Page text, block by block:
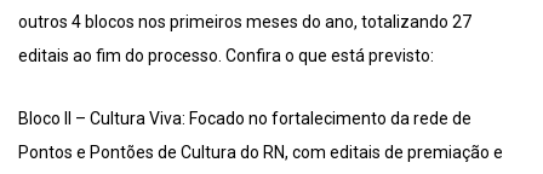
outros 4 blocos nos primeiros meses do ano, totalizando 27
editais ao fim do processo. Confira o que está previsto:
Bloco II – Cultura Viva: Focado no fortalecimento da rede de
Pontos e Pontões de Cultura do RN, com editais de premiação e